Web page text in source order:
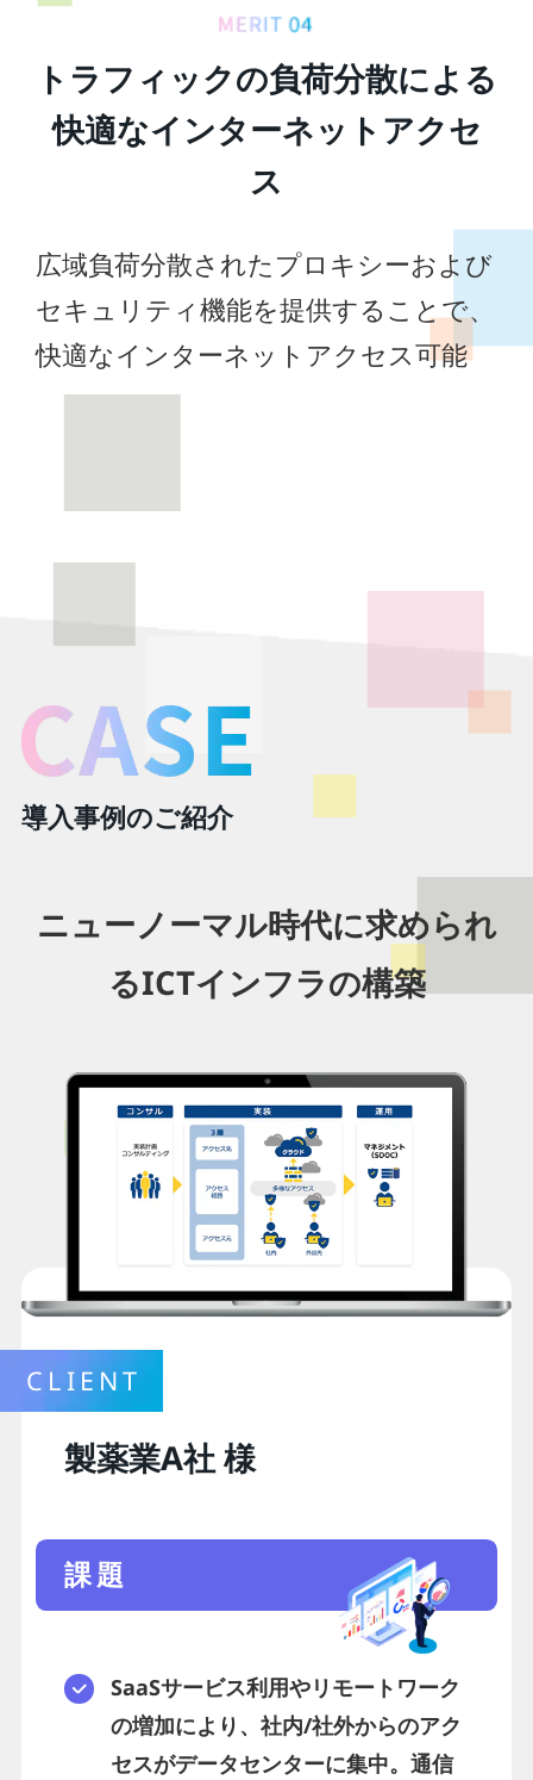
トラフィックの負荷分散による
快適なインターネットアクセ
ス
広域負荷分散されたプロキシーおよび
セキュリティ機能を提供することで、
快適なインターネットアクセス可能
導入事例のご紹介
ニューノーマル時代に求められ
るICTインフラの構築
CLIENT
製薬業A社 様
課題
SaaSサービス利用やリモートワーク
の増加により、社内/社外からのアク
セスがデータセンターに集中。通信